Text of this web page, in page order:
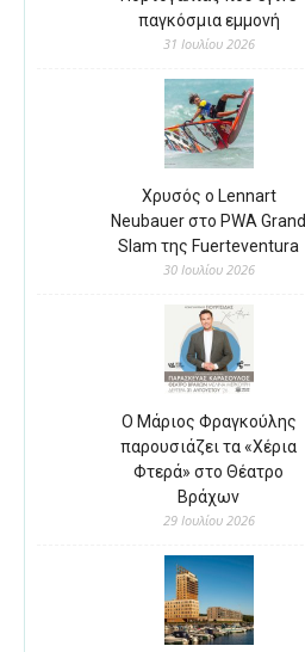
παγκόσμια εμμονή
31 Ιουλίου 2026
Χρυσός ο Lennart
Neubauer στο PWA Grand
Slam της Fuerteventura
30 Ιουλίου 2026
Ο Μάριος Φραγκούλης
παρουσιάζει τα «Χέρια
Φτερά» στο Θέατρο
Βράχων
29 Ιουλίου 2026